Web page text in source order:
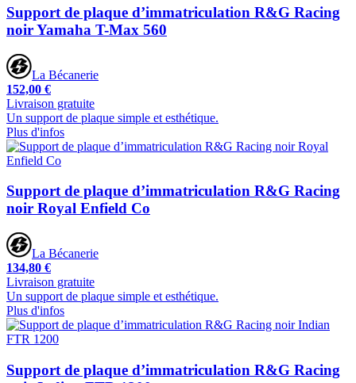
Support de plaque d’immatriculation R&G Racing
noir Yamaha T-Max 560
La Bécanerie
152,00 €
Livraison gratuite
Un support de plaque simple et esthétique.
Plus d'infos
Support de plaque d’immatriculation R&G Racing
noir Royal Enfield Co
La Bécanerie
134,80 €
Livraison gratuite
Un support de plaque simple et esthétique.
Plus d'infos
Support de plaque d’immatriculation R&G Racing